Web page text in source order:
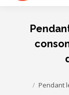
Pendant